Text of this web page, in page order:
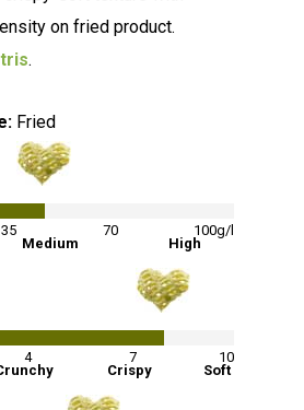
on fried product.
tris.
Fried
%
35 70
100g/l
Medium High
%
4 7
10
Crispy Soft